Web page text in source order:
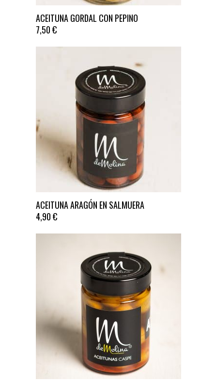
ACEITUNA GORDAL CON PEPINO
7,50€
ACEITUNA ARAGÓN EN SALMUERA
4,90€